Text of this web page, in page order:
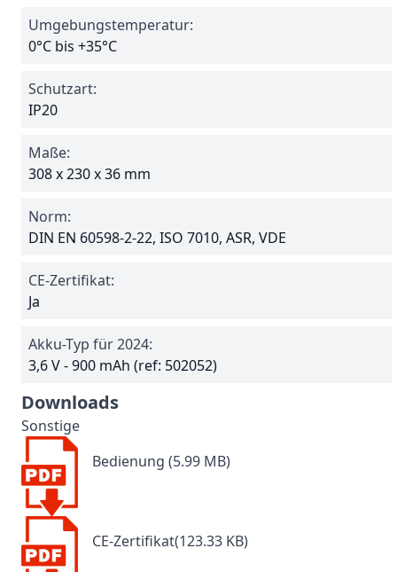
Umgebungstemperatur:
0°C bis +35°C
Schutzart:
IP20
Maße:
308 x 230 x 36 mm
Norm:
DIN EN 60598-2-22, ISO 7010, ASR, VDE
CE-Zertifikat:
Ja
Akku-Typ für 2024:
3,6 V - 900 mAh (ref: 502052)
Downloads
Sonstige
Bedienung (5.99 MB)
CE-Zertifikat(123.33 KB)